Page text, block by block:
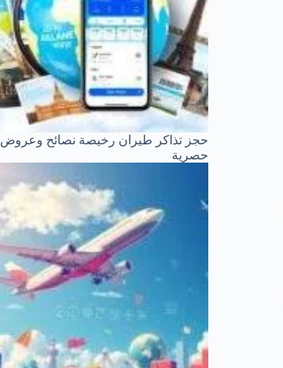
حجز تذاكر طيران رخيصة نصائح وعروض
حصرية